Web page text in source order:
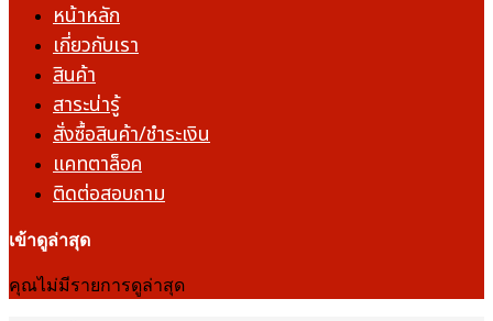
หน้าหลัก
เกี่ยวกับเรา
สินค้า
สาระน่ารู้
สั่งซื้อสินค้า/ชำระเงิน
แคทตาล็อค
ติดต่อสอบถาม
เข้าดูล่าสุด
คุณไม่มีรายการดูล่าสุด